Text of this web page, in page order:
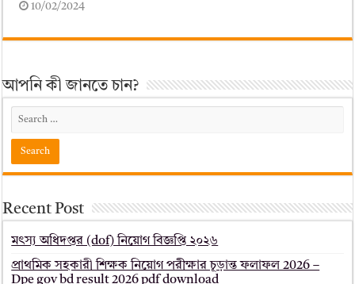
10/02/2024
আপনি কী জানতে চান?
Recent Post
মৎস্য অধিদপ্তর (dof) নিয়োগ বিজ্ঞপ্তি ২০২৬
প্রাথমিক সহকারী শিক্ষক নিয়োগ পরীক্ষার চূড়ান্ত ফলাফল 2026 –
Dpe gov bd result 2026 pdf download